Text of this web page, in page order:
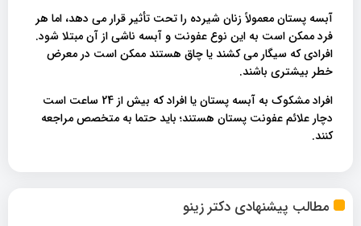
مطالب پیشنهادی دکتر زینو
آبسه پستان معمولاً زنان شیرده را تحت تأثیر قرار می دهد، اما هر
فرد ممکن است به این نوع عفونت و آبسه ناشی از آن مبتلا شود.
افرادی که سیگار می کشند یا چاق هستند ممکن است در معرض
خطر بیشتری باشند.
افراد مشکوک به آبسه پستان یا افراد که بیش از 24 ساعت است
دچار علائم عفونت پستان هستند؛ باید حتما به متخصص مراجعه
کنند.